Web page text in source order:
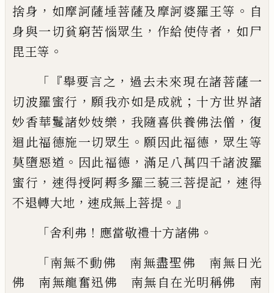
捨身 ， 如摩訶薩埵菩薩及摩訶婆羅王等 。 自
身與一切貧窮苦惱眾生 ， 作給使侍者 ， 如尸
毘王等 。
「『舉要言之 ， 過去未來現在諸菩薩一
切波羅蜜行 ， 願我亦如是成就 ； 十方世界諸
妙香華鬘諸妙妓樂 ， 我隨喜供養佛法僧 ， 復
迴此福德施一切眾生 。 願因此福德 ， 眾生等
莫墮惡道 。 因此福德 ， 滿足八萬四千諸波羅
蜜行 ， 速得授阿耨多羅三藐三菩提記 ， 速得
不退轉大地 ， 速成無上菩提 。』
「舍利弗 ！ 應當敬禮十方諸佛 。
「南無不動佛 南無盡聖佛 南無日光
佛 南無龍奮迅佛 南無自在光明稱佛 南